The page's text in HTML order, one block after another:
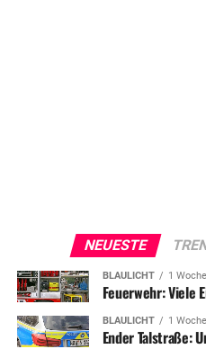
NEUESTE
BLAULICHT 1
Feuerwehr: Viele
BLAULICHT 1
Ender Talstraße: